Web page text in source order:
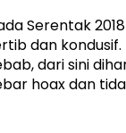
Serentak
dan
dari sini
hoax dan